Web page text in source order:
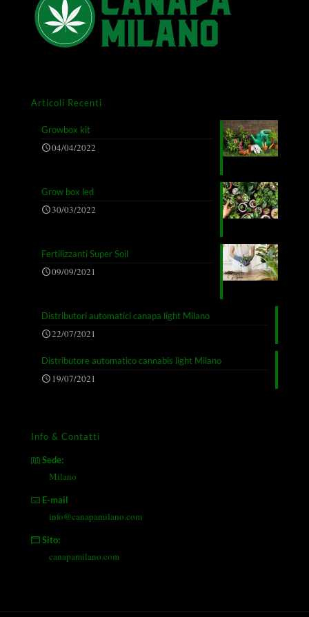
Articoli Recenti
Growbox kit
04/04/2022
Grow box led
30/03/2022
Fertilizzanti Super Soil
09/09/2021
Distributori automatici canapa light Milano
22/07/2021
Distributore automatico cannabis light Milano
19/07/2021
Info & Contatti
Sede:
Milano
E-mail
info@canapamilano.com
Sito:
canapamilano.com